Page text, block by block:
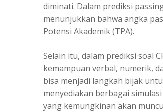
diminati. Dalam prediksi
menunjukkan bahwa angka
Potensi Akademik (TPA).
Selain itu, dalam prediksi soal
kemampuan verbal, numerik,
bisa menjadi langkah bijak
menyediakan berbagai
yang kemungkinan akan